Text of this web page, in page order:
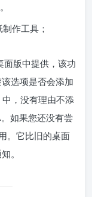
版中提供， 该功
选项是否会添加
，没有理由不添
如果您还没有尝
。它比旧的桌面
。